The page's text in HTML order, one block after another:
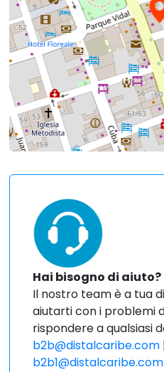
Hai bisogno di aiuto?
Il nostro team è a tua
aiutarti con i problemi
rispondere a qualsiasi
b2b@distalcaribe.com
b2b1@distalcaribe.com